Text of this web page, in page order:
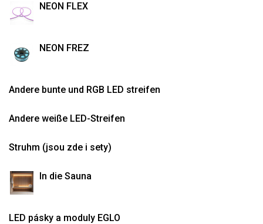
NEON FLEX
NEON FREZ
Andere bunte und RGB LED streifen
Andere weiße LED-Streifen
Struhm (jsou zde i sety)
In die Sauna
LED pásky a moduly EGLO